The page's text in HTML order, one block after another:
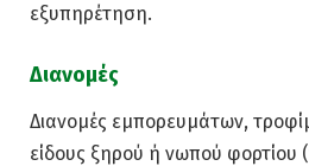
εξυπηρέτηση.
Διανομές
Διανομές εμπορευμάτων,
είδους ξηρού ή νωπού φορτίου